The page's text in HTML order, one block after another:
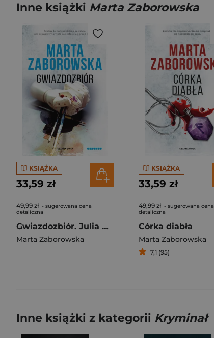
Inne książki Marta Zaborowska
KSIĄŻKA
33,59 zł
49,99 zł - sugerowana cena
detaliczna
Gwiazdozbiór. Julia Krawiec. Tom 3 wyd. 2
Marta Zaborowska
KSIĄŻKA
33,59 zł
49,99 zł - sugerowana cena
detaliczna
Córka diabła
Marta Zaborowska
7,1 (95)
Inne książki z kategorii Kryminał